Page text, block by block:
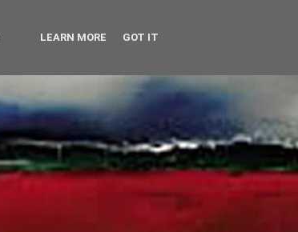
LEARN MORE GOT IT